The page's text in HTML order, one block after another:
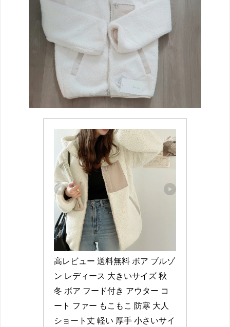
高レビュー 送料無料 ボア ブルゾ
ン レディース 大きいサイズ 秋
冬 ボア フード付き アウター コ
ート ファー もこもこ 防寒 大人
ショート丈 軽い 厚手 小さいサイ